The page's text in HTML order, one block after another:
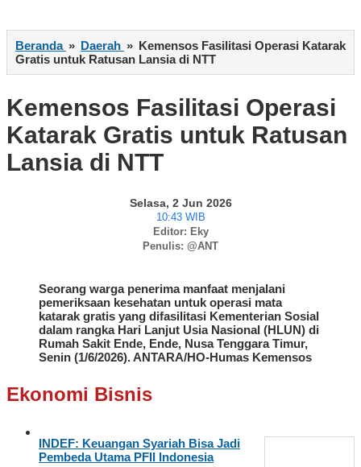
Beranda » Daerah » Kemensos Fasilitasi Operasi Katarak
Gratis untuk Ratusan Lansia di NTT
Kemensos Fasilitasi Operasi
Katarak Gratis untuk Ratusan
Lansia di NTT
Selasa, 2 Jun 2026
10:43 WIB
Editor: Eky
Penulis: @ANT
Seorang warga penerima manfaat menjalani
pemeriksaan kesehatan untuk operasi mata
katarak gratis yang difasilitasi Kementerian Sosial
dalam rangka Hari Lanjut Usia Nasional (HLUN) di
Rumah Sakit Ende, Ende, Nusa Tenggara Timur,
Senin (1/6/2026). ANTARA/HO-Humas Kemensos
Ekonomi Bisnis
INDEF: Keuangan Syariah Bisa Jadi
Pembeda Utama PFII Indonesia